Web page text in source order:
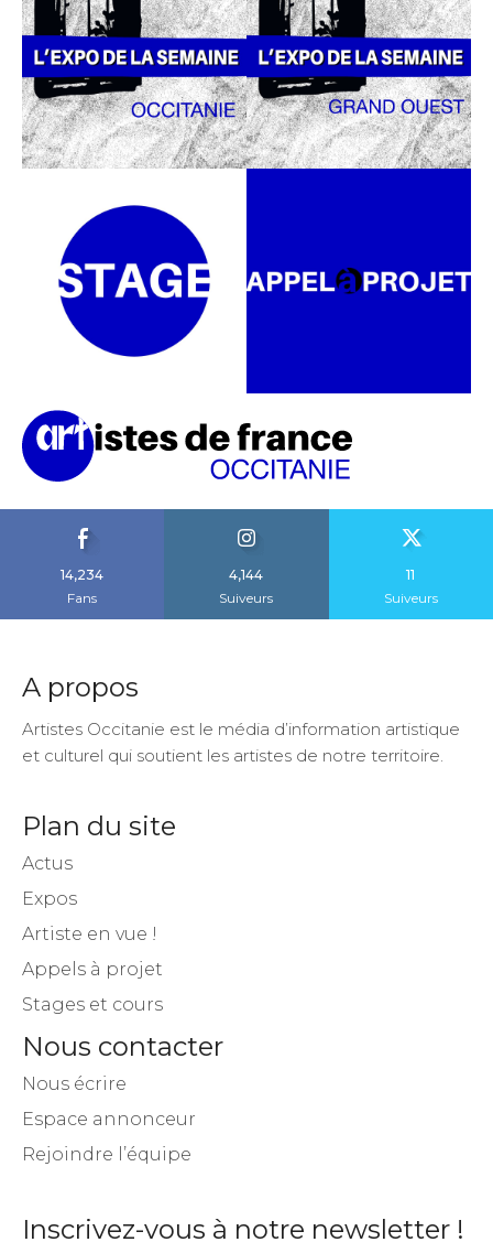
14,234
Fans
4,144
Suiveurs
11
Suiveurs
A propos
Artistes Occitanie est le média d’information artistique
et culturel qui soutient les artistes de notre territoire.
Plan du site
Actus
Expos
Artiste en vue !
Appels à projet
Stages et cours
Nous contacter
Nous écrire
Espace annonceur
Rejoindre l’équipe
Inscrivez-vous à notre newsletter !